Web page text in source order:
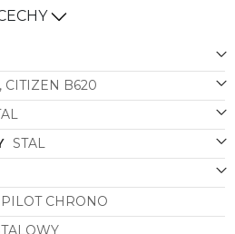
kompozycję, która pasuje
stali nie tylko podkreśla
ale też daje poczucie
przez cały dzień.
element designu —
nadaje zegarkowi stylu i
czytelność
indeksy i wskazówki
czasu, a sportowe akcenty
funkcjonalność
CITIZEN B620
STAL
CHRONO